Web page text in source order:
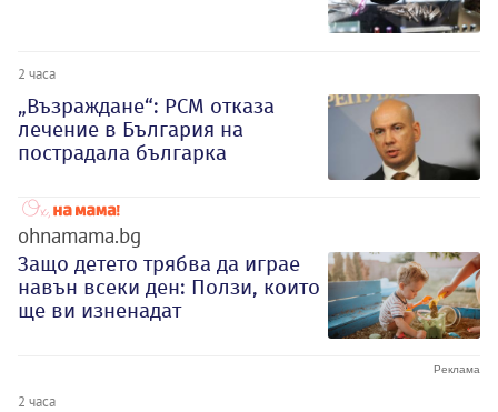
2 часа
„Възраждане“: РСМ отказа
лечение в България на
пострадала българка
ohnamama.bg
Защо детето трябва да играе
навън всеки ден: Ползи, които
ще ви изненадат
2 часа